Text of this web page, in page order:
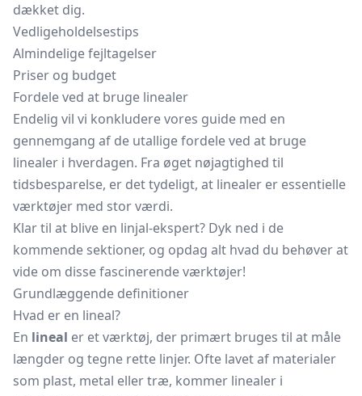
dækket dig.
Vedligeholdelsestips
Almindelige fejltagelser
Priser og budget
Fordele ved at bruge linealer
Endelig vil vi konkludere vores guide med en
gennemgang af de utallige fordele ved at bruge
linealer i hverdagen. Fra øget nøjagtighed til
tidsbesparelse, er det tydeligt, at linealer er essentielle
værktøjer med stor værdi.
Klar til at blive en linjal-ekspert? Dyk ned i de
kommende sektioner, og opdag alt hvad du behøver at
vide om disse fascinerende værktøjer!
Grundlæggende definitioner
Hvad er en lineal?
En lineal er et værktøj, der primært bruges til at måle
længder og tegne rette linjer. Ofte lavet af materialer
som plast, metal eller træ, kommer linealer i